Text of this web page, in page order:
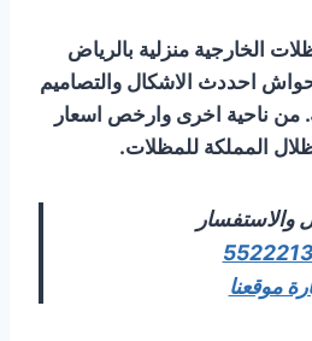
الخارجية منزلية بالرياض
احددث الاشكال والتصاميم
من ناحية اخرى وارخص اسعار
المملكة للمظلات.
والاستفسار
موقعنا